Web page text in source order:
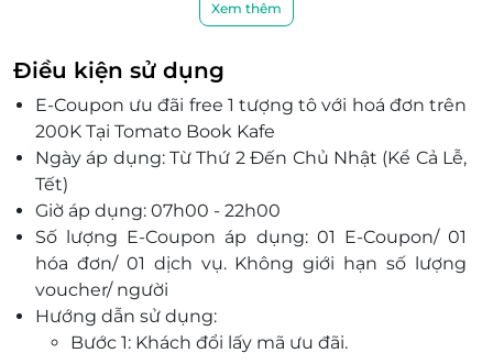
của những cuốn sách thú vị.
Đội ngũ nhân viên tại quán luôn chu đáo và
nhiệt tình, sẵn sàng phục vụ khách hàng một
cách tốt nhất để bạn có một trải nghiệm tuyệt
vời.
Xem thêm
Điều kiện sử dụng
E-Coupon ưu đãi free 1 tượng tô với hoá đơn trên
200K Tại Tomato Book Kafe
Ngày áp dụng: Từ Thứ 2 Đến Chủ Nhật (Kể Cả Lễ,
Tết)
Giờ áp dụng: 07h00 - 22h00
Số lượng E-Coupon áp dụng: 01 E-Coupon/ 01
hóa đơn/ 01 dịch vụ. Không giới hạn số lượng
voucher/ người
Hướng dẫn sử dụng:
Bước 1: Khách đổi lấy mã ưu đãi.